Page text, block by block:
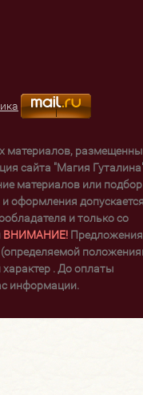
материалов,
сайта "Магия
материалов или
оформления
и только со
ВНИМАНИЕ!
(определяемой
. До оплаты
информации.